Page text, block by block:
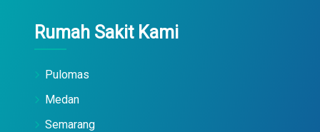
Rumah Sakit Kami
Pulomas
Medan
Semarang